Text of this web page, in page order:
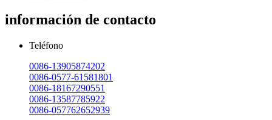
información de contacto
Teléfono
0086-13905874202
0086-0577-61581801
0086-18167290551
0086-13587785922
0086-057762652939